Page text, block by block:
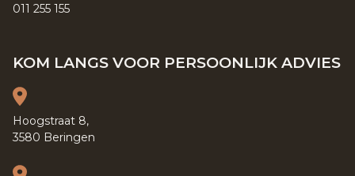
011 255 155
KOM LANGS VOOR PERSOONLIJK ADVIES
Hoogstraat 8,
3580 Beringen